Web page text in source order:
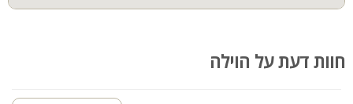
חוות דעת על הוילה